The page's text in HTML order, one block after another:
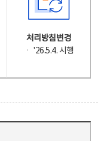
처리방침변경
ㆍ '26.5.4. 시행